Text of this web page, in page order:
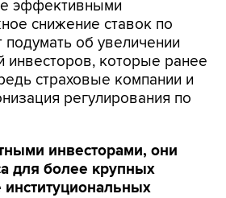
эффективными
снижение ставок по
об увеличении
инвесторов, которые ранее
страховые компании и
регулирования по
инвесторами, они
для более крупных